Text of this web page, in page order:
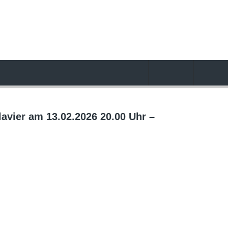
am 13.02.2026 20.00 Uhr –